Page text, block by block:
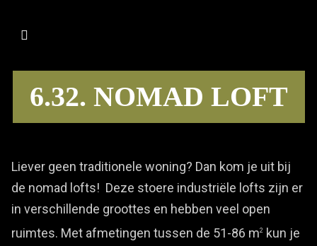
6.32. NOMAD LOFT
Liever geen traditionele woning? Dan kom je uit bij
de nomad lofts! Deze stoere industriële lofts zijn er
in verschillende groottes en hebben veel open
ruimtes. Met afmetingen tussen de 51-86 m2 kun je